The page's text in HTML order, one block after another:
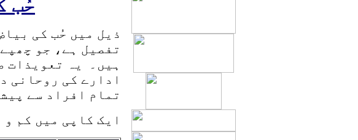
حُب
ذیل میں حُب کی
تفصیل ہے، جو
ہیں۔ یہ تعویذات
ادارے کی روحانی
تمام افراد سے
ایک کاپی میں کم و